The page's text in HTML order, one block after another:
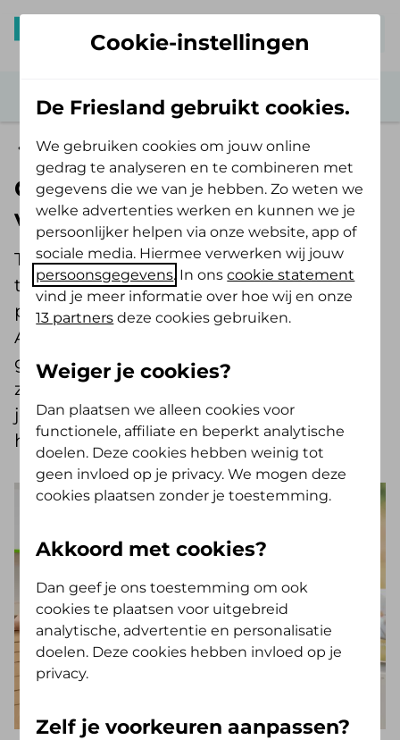
Zorg verbeteren
Gezond kindergebit: zo
voorkom je later problemen
Twee keer per dag, twee minuten
tandenpoetsen. Is dat bij jou thuis vaste
prik? Of schiet het er nog weleens bij in?
Als kinderen al op jonge leeftijd leren om
goed voor hun gebit te zorgen, hebben
ze daar hun hele leven profijt van. ‘Hoe
jonger we kinderen in de tandartsstoel
hebben, des te beter.’
Cookie-instellingen
De Friesland gebruikt cookies.
We gebruiken cookies om jouw online
gedrag te analyseren en te combineren met
gegevens die we van je hebben. Zo weten we
welke advertenties werken en kunnen we je
persoonlijker helpen via onze website, app of
sociale media. Hiermee verwerken wij jouw
persoonsgegevens. In onscookie statement
vind je meer informatie over hoe wij en onze
13 partners deze cookies gebruiken.
Weiger je cookies?
Dan plaatsen we alleen cookies voor
functionele, affiliate en beperkt analytische
doelen. Deze cookies hebben weinig tot
geen invloed op je privacy. We mogen deze
cookies plaatsen zonder je toestemming.
Akkoord met cookies?
Dan geef je ons toestemming om ook
cookies te plaatsen voor uitgebreid
analytische, advertentie en personalisatie
doelen. Deze cookies hebben invloed op je
privacy.
Zelf je voorkeuren aanpassen?